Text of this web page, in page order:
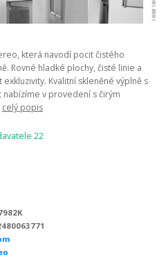
která navodí pocit čistého
Rovné hladké plochy, čisté linie a
Kvalitní skleněné výplně s
v provedení s čirým
celý popis
22